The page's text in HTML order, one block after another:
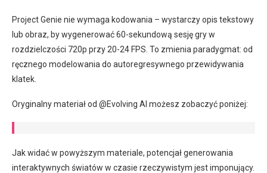
Project Genie nie wymaga kodowania – wystarczy opis tekstowy
lub obraz, by wygenerować 60-sekundową sesję gry w
rozdzielczości 720p przy 20-24 FPS. To zmienia paradygmat: od
ręcznego modelowania do autoregresywnego przewidywania
klatek.
Oryginalny materiał od @Evolving AI możesz zobaczyć poniżej:
Jak widać w powyższym materiale, potencjał generowania
interaktywnych światów w czasie rzeczywistym jest imponujący.